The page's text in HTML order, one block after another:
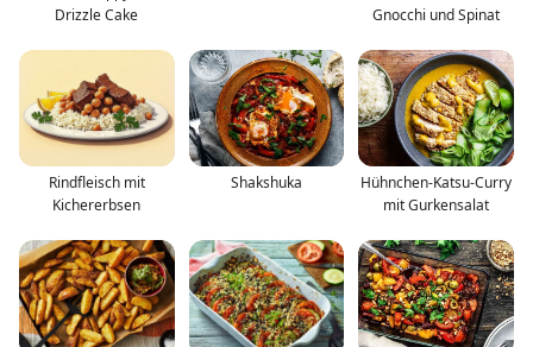
Drizzle Cake
Gnocchi und Spinat
Rindfleisch mit
Kichererbsen
Shakshuka
Hühnchen-Katsu-Curry
mit Gurkensalat